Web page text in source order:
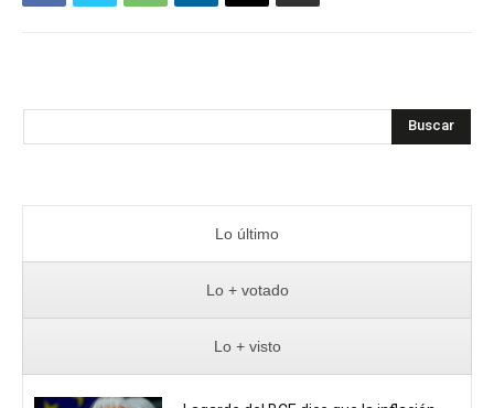
Buscar
Lo último
Lo + votado
Lo + visto